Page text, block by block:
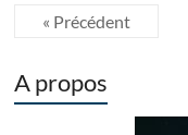
« Précédent
A propos